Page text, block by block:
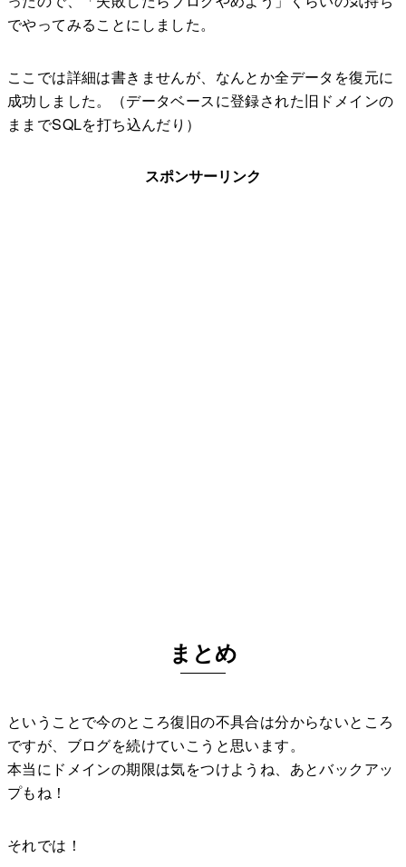
でやってみることにしました。
ここでは詳細は書きませんが、なんとか全データを復元に
成功しました。（データベースに登録された旧ドメインの
ままでSQLを打ち込んだり）
スポンサーリンク
まとめ
ということで今のところ復旧の不具合は分からないところ
ですが、ブログを続けていこうと思います。
本当にドメインの期限は気をつけようね、あとバックアッ
プもね！
それでは！